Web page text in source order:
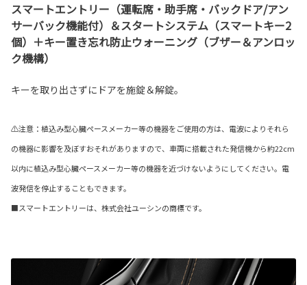
スマートエントリー（運転席・助手席・バックドア/アン
サーバック機能付）＆スタートシステム（スマートキー2
個）＋キー置き忘れ防止ウォーニング（ブザー＆アンロッ
ク機構）
キーを取り出さずにドアを施錠＆解錠。
⚠注意：植込み型心臓ペースメーカー等の機器をご使用の方は、電波によりそれら
の機器に影響を及ぼすおそれがありますので、車両に搭載された発信機から約22cm
以内に植込み型心臓ペースメーカー等の機器を近づけないようにしてください。電
波発信を停止することもできます。
■スマートエントリーは、株式会社ユーシンの商標です。